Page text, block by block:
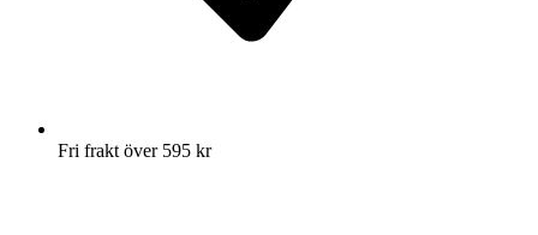
Fri frakt över 595 kr